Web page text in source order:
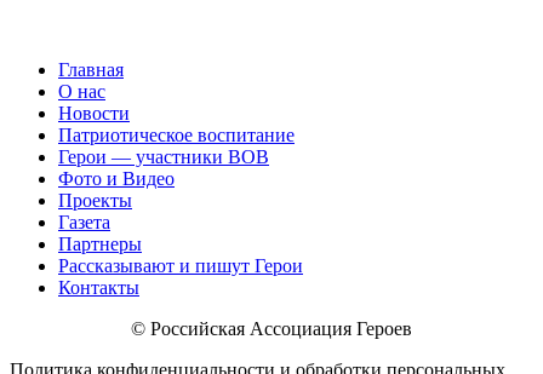
Главная
О нас
Новости
Патриотическое воспитание
Герои — участники ВОВ
Фото и Видео
Проекты
Газета
Партнеры
Рассказывают и пишут Герои
Контакты
© Российская Ассоциация Героев